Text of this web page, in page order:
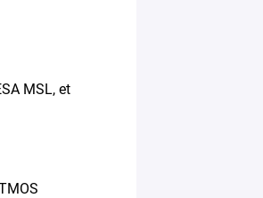
MSL, et